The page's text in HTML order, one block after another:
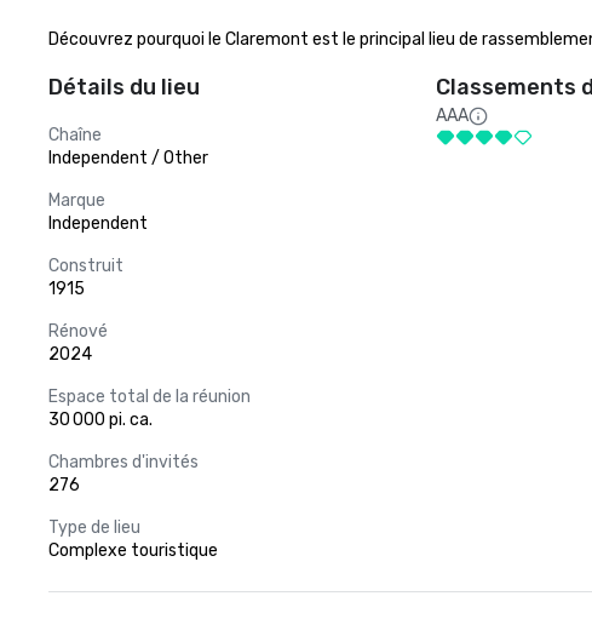
Découvrez pourquoi le Claremont est le principal lieu de
Détails du lieu
Chaîne
Independent / Other
Marque
Independent
Construit
1915
Rénové
2024
Espace total de la réunion
30 000 pi. ca.
Chambres d'invités
276
Type de lieu
Complexe touristique
Classements
AAA